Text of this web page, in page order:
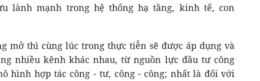
lành mạnh trong hệ thống hạ tầng, kinh tế, con
mở thì cùng lúc trong thực tiễn sẽ được áp dụng và
nhiều kênh khác nhau, từ nguồn lực đầu tư công
hình hợp tác công - tư, công - công; nhất là đối với